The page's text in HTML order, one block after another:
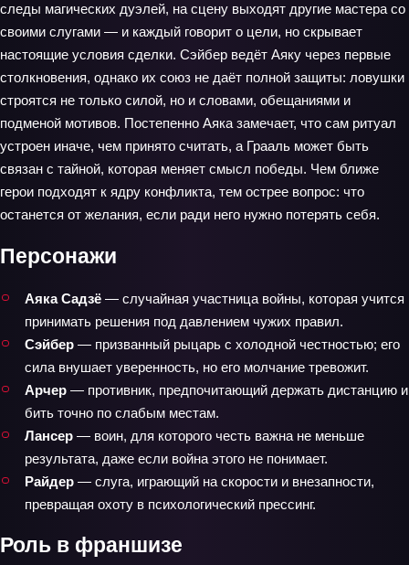
следы магических дуэлей, на сцену выходят другие мастера со
своими слугами — и каждый говорит о цели, но скрывает
настоящие условия сделки. Сэйбер ведёт Аяку через первые
столкновения, однако их союз не даёт полной защиты: ловушки
строятся не только силой, но и словами, обещаниями и
подменой мотивов. Постепенно Аяка замечает, что сам ритуал
устроен иначе, чем принято считать, а Грааль может быть
связан с тайной, которая меняет смысл победы. Чем ближе
герои подходят к ядру конфликта, тем острее вопрос: что
останется от желания, если ради него нужно потерять себя.
Персонажи
Аяка Садзё — случайная участница войны, которая учится
принимать решения под давлением чужих правил.
Сэйбер — призванный рыцарь с холодной честностью; его
сила внушает уверенность, но его молчание тревожит.
Арчер — противник, предпочитающий держать дистанцию и
бить точно по слабым местам.
Лансер — воин, для которого честь важна не меньше
результата, даже если война этого не понимает.
Райдер — слуга, играющий на скорости и внезапности,
превращая охоту в психологический прессинг.
Роль в франшизе